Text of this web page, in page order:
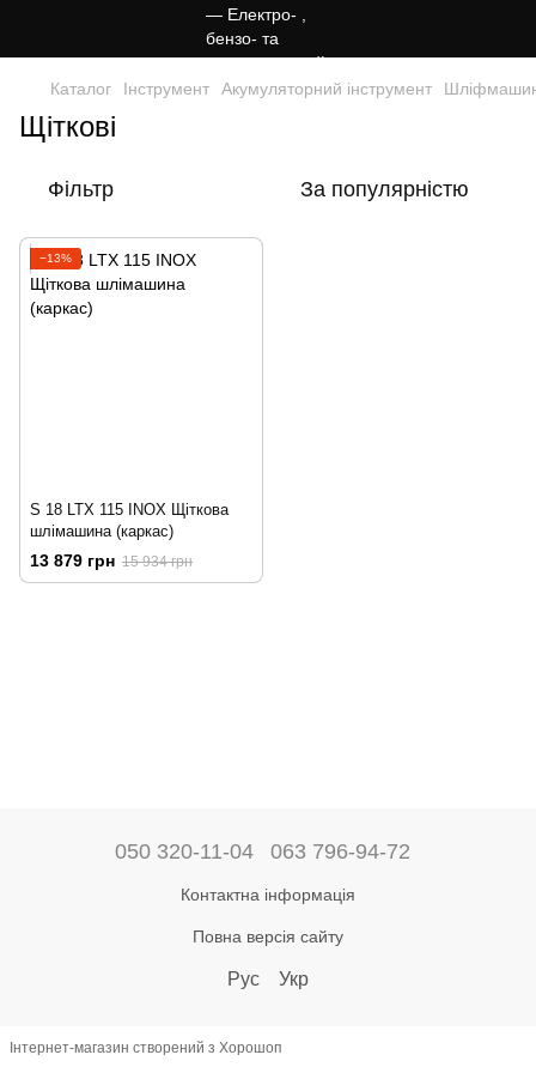
Каталог Інструмент Акумуляторний інструмент
Щіткові
Фільтр За популярністю
−13%
S 18 LTX 115 INOX Щіткова
шлімашина (каркас)
13 879 грн 15 934 грн
050 320-11-04 063 796-94-72
Контактна інформація
Повна версія сайту
Рус Укр
Інтернет-магазин створений з Хорошоп